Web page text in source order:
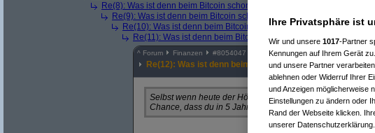
Re(8): Was ist denn beim Bitcoin schon wieder los?
Re(9): Was ist denn beim Bitcoin schon wieder los?
kaufinator1
am
Re(10): Was ist denn beim Bitcoin schon wieder los?(ein Kritiker
Re(11): Was ist denn beim Bitcoin schon wieder los?(
^ Forum Finanzen #8054047
Re(12): Was ist denn beim Bitcoin schon wieder los?
Selbst wenn heute der Höhepunkt der diesjährigen blase
Chance, dass du in 5 Jahren trotzdem in der Gewinnzone
Ihre Privatsphäre ist
Wir und unsere 1017-Partner
Kennungen auf Ihrem Gerät
und unsere Partner
ablehnen oder Widerruf Ihrer
und Anzeigen möglicherweise
Einstellungen zu ändern oder
Rand der Webseite klicken.
unserer Datenschutzerklärung.